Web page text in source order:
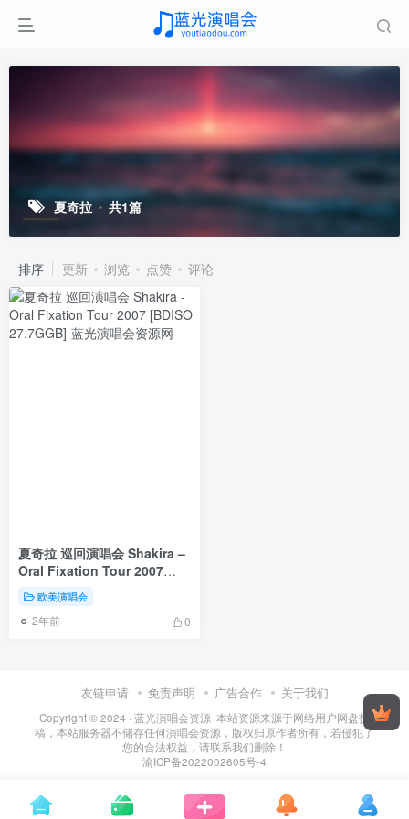
夏奇拉 共1篇
排序 更新 浏览 点赞 评论
夏奇拉 巡回演唱会 Shakira –
Oral Fixation Tour 2007
[BDISO 27.7GGB]
欧美演唱会
2年前 0
友链申请 免责声明 广告合作 关于我们
Copyright © 2024 · 蓝光演唱会资源 ·本站资源来源于网络用户网盘投
稿，本站服务器不储存任何演唱会资源，版权归原作者所有，若侵犯了
您的合法权益，请联系我们删除！
渝ICP备2022002605号-4